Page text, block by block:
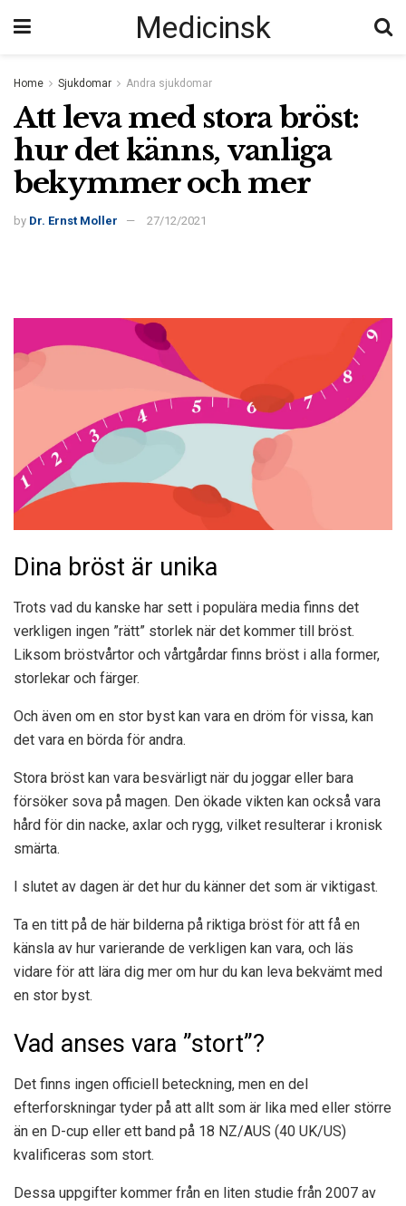
Medicinsk
Home Sjukdomar Andra sjukdomar
Att leva med stora bröst:
hur det känns, vanliga
bekymmer och mer
by Dr. Ernst Moller 27/12/2021
Dina bröst är unika
Trots vad du kanske har sett i populära media finns det
verkligen ingen ”rätt” storlek när det kommer till bröst.
Liksom bröstvårtor och vårtgårdar finns bröst i alla former,
storlekar och färger.
Och även om en stor byst kan vara en dröm för vissa, kan
det vara en börda för andra.
Stora bröst kan vara besvärligt när du joggar eller bara
försöker sova på magen. Den ökade vikten kan också vara
hård för din nacke, axlar och rygg, vilket resulterar i kronisk
smärta.
I slutet av dagen är det hur du känner det som är viktigast.
Ta en titt på de här bilderna på riktiga bröst för att få en
känsla av hur varierande de verkligen kan vara, och läs
vidare för att lära dig mer om hur du kan leva bekvämt med
en stor byst.
Vad anses vara ”stort”?
Det finns ingen officiell beteckning, men en del
efterforskningar tyder på att allt som är lika med eller större
än en D-cup eller ett band på 18 NZ/AUS (40 UK/US)
kvalificeras som stort.
Dessa uppgifter kommer från en liten studie från 2007 av